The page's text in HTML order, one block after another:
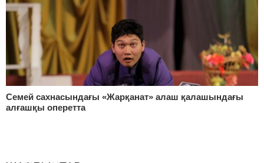
Семей сахнасындағы «Жарқанат» алаш қалашындағы
алғашқы оперетта